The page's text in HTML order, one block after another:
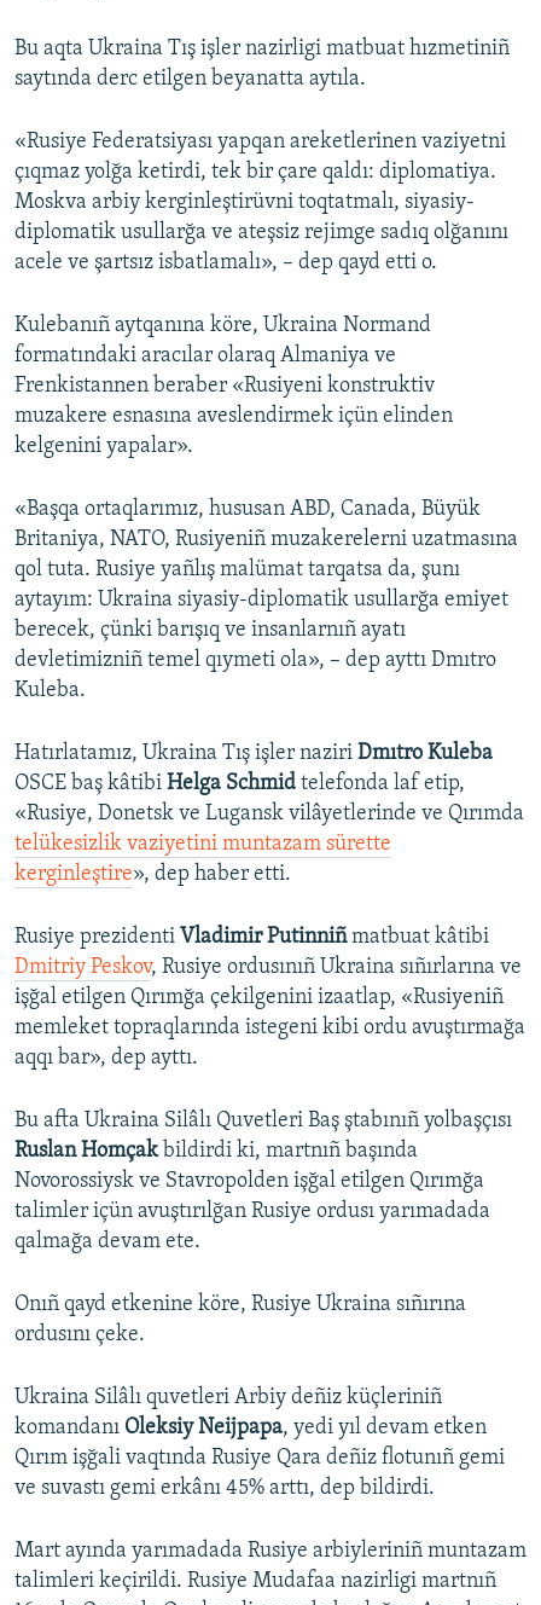
Bu aqta Ukraina Tış işler nazirligi matbuat hızmetiniñ
saytında derc etilgen beyanatta aytıla.
«Rusiye Federatsiyası yapqan areketlerinen vaziyetni
çıqmaz yolğa ketirdi, tek bir çare qaldı: diplomatiya.
Moskva arbiy kerginleştirüvni toqtatmalı, siyasiy-
diplomatik usullarğa ve ateşsiz rejimge sadıq olğanını
acele ve şartsız isbatlamalı», – dep qayd etti o.
Kulebanıñ aytqanına köre, Ukraina Normand
formatındaki aracılar olaraq Almaniya ve
Frenkistannen beraber «Rusiyeni konstruktiv
muzakere esnasına aveslendirmek içün elinden
kelgenini yapalar».
«Başqa ortaqlarımız, hususan ABD, Canada, Büyük
Britaniya, NATO, Rusiyeniñ muzakerelerni uzatmasına
qol tuta. Rusiye yañlış malümat tarqatsa da, şunı
aytayım: Ukraina siyasiy-diplomatik usullarğa emiyet
berecek, çünki barışıq ve insanlarnıñ ayatı
devletimizniñ temel qıymeti ola», – dep ayttı Dmıtro
Kuleba.
Hatırlatamız, Ukraina Tış işler naziri Dmıtro Kuleba
OSCE baş kâtibi Helga Schmid telefonda laf etip,
«Rusiye, Donetsk ve Lugansk vilâyetlerinde ve Qırımda
telükesizlik vaziyetini muntazam sürette
kerginleştire», dep haber etti.
Rusiye prezidenti Vladimir Putinniñmatbuat kâtibi
Dmitriy Peskov, Rusiye ordusınıñ Ukraina sıñırlarına ve
işğal etilgen Qırımğa çekilgenini izaatlap, «Rusiyeniñ
memleket topraqlarında istegeni kibi ordu avuştırmağa
aqqı bar», dep ayttı.
Bu afta Ukraina Silâlı Quvetleri Baş ştabınıñ yolbaşçısı
Ruslan Homçak bildirdi ki, martnıñ başında
Novorossiysk ve Stavropolden işğal etilgen Qırımğa
talimler içün avuştırılğan Rusiye ordusı yarımadada
qalmağa devam ete.
Onıñ qayd etkenine köre, Rusiye Ukraina sıñırına
ordusını çeke.
Ukraina Silâlı quvetleri Arbiy deñiz küçleriniñ
komandanı Oleksiy Neijpapa, yedi yıl devam etken
Qırım işğali vaqtında Rusiye Qara deñiz flotunıñ gemi
ve suvastı gemi erkânı 45% arttı, dep bildirdi.
Mart ayında yarımadada Rusiye arbiyleriniñ muntazam
talimleri keçirildi. Rusiye Mudafaa nazirligi martnıñ